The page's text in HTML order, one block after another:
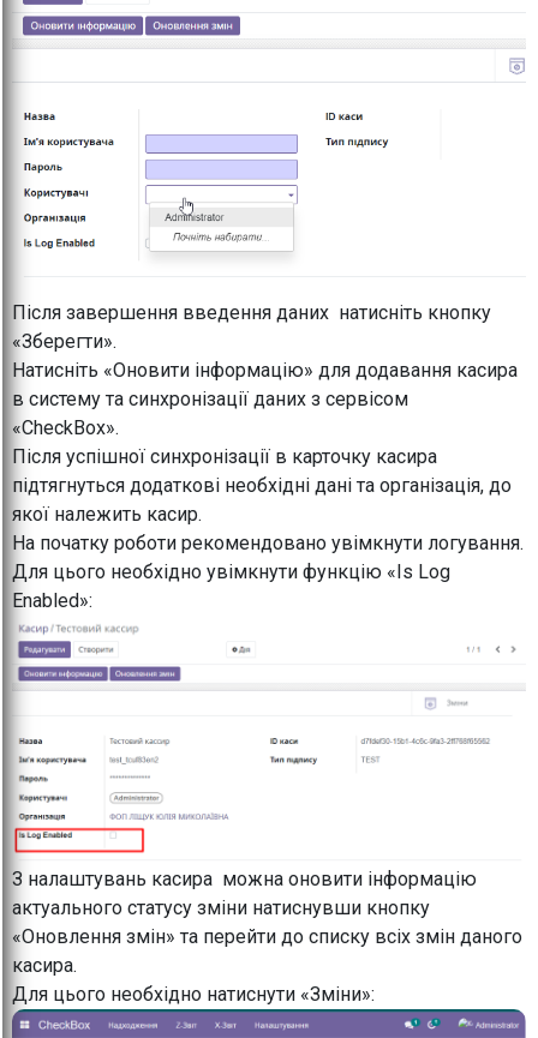
Після завершення введення даних натисніть кнопку
«Зберегти».
Натисніть «Оновити інформацію» для додавання касира
в систему та синхронізації даних з сервісом
«CheckBox».
Після успішної синхронізації в карточку касира
підтягнуться додаткові необхідні дані та організація, до
якої належить касир.
На початку роботи рекомендовано увімкнути логування.
Для цього необхідно увімкнути функцію «Is Log
Enabled»:
З налаштувань касира можна оновити інформацію
актуального статусу зміни натиснувши кнопку
«Оновлення змін» та перейти до списку всіх змін даного
касира.
Для цього необхідно натиснути «Зміни»: